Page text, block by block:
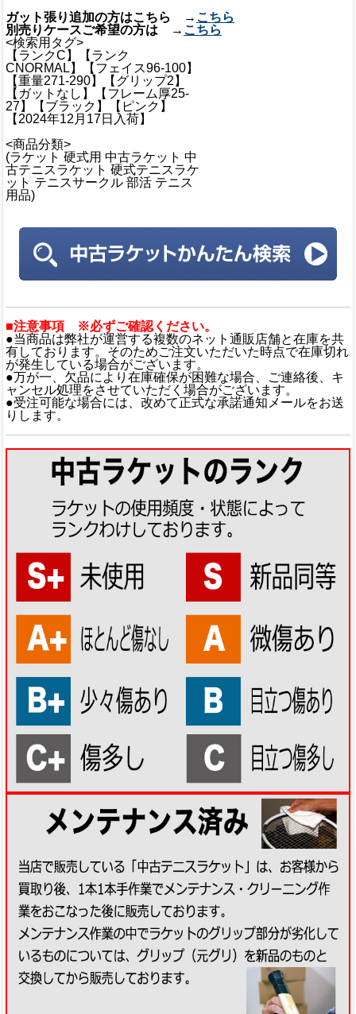
ガット張り追加の方はこちら → こちら
別売りケースご希望の方は → こちら
<検索用タグ>
【ランクC】【ランク
CNORMAL】【フェイス96-100】
【重量271-290】【グリップ2】
【ガットなし】【フレーム厚25-
27】【ブラック】【ピンク】
【2024年12月17日入荷】
<商品分類>
(ラケット 硬式用 中古ラケット 中
古テニスラケット 硬式テニスラケ
ット テニスサークル 部活 テニス
用品)
■注意事項 ※必ずご確認ください。
●当商品は弊社が運営する複数のネット通販店舗と在庫を共
有しております。そのためご注文いただいた時点で在庫切れ
が発生している場合がございます。
●万が一、欠品により在庫確保が困難な場合、ご連絡後、キ
ャンセル処理をさせていただく場合がございます。
●受注可能な場合には、改めて正式な承諾通知メールをお送
りします。